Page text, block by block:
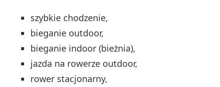
szybkie chodzenie,
bieganie outdoor,
bieganie indoor (bieżnia),
jazda na rowerze outdoor,
rower stacjonarny,